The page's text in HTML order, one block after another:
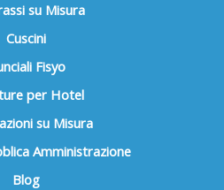
su Misura
Cuscini
Fisyo
per Hotel
su Misura
Amministrazione
Blog